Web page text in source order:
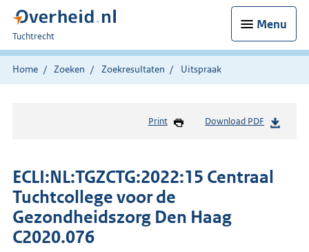
Menu
U
bent
hier:
Tuchtrecht
Home Zoeken Zoekresultaten Uitspraak
Print Download PDF
ECLI:NL:TGZCTG:2022:15 Centraal
Tuchtcollege voor de
Gezondheidszorg Den Haag
C2020.076